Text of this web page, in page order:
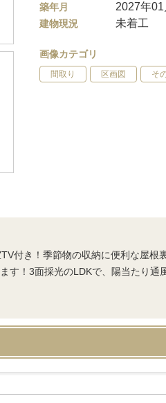
築年月 2027年01
建物現況 未着工
画像カテゴリ
間取り 区画図 そ
き！季節物の収納に便利な屋根
す！3面採光のLDKで、陽当たり通